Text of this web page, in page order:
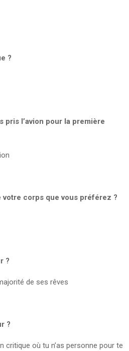
?
pris l’avion pour la première
votre corps que vous préférez ?
?
de ses rêves
?
critique où tu n’as personne pour te